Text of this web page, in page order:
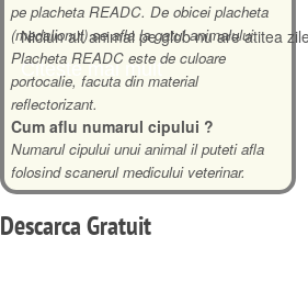
Niciun alt animal pe glob nu are atitea
Citeste mai mult
pe placheta READC. De obicei placheta
(medalionul) se afla la gatul animalului.
Placheta READC este de culoare
portocalie, facuta din material
reflectorizant.
Cum aflu numarul cipului ?
Numarul cipului unui animal il puteti afla
folosind scanerul medicului veterinar.
Descarca Gratuit